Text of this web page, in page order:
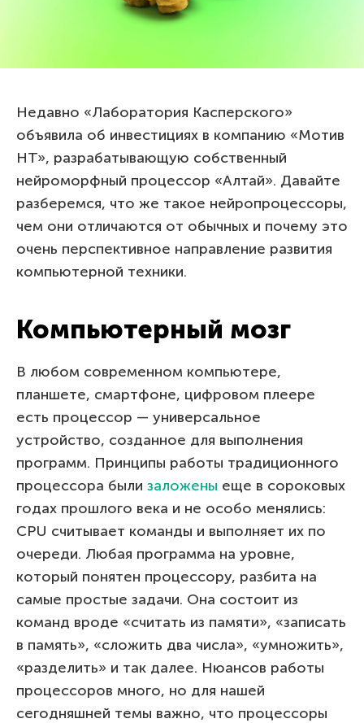
Недавно «Лаборатория Касперского»
объявила об инвестициях в компанию «Мотив
НТ», разрабатывающую собственный
нейроморфный процессор «Алтай». Давайте
разберемся, что же такое нейропроцессоры,
чем они отличаются от обычных и почему это
очень перспективное направление развития
компьютерной техники.
Компьютерный мозг
В любом современном компьютере,
планшете, смартфоне, цифровом плеере
есть процессор — универсальное
устройство, созданное для выполнения
программ. Принципы работы традиционного
процессора были заложены еще в сороковых
годах прошлого века и не особо менялись:
CPU считывает команды и выполняет их по
очереди. Любая программа на уровне,
который понятен процессору, разбита на
самые простые задачи. Она состоит из
команд вроде «считать из памяти», «записать
в память», «сложить два числа», «умножить»,
«разделить» и так далее. Нюансов работы
процессоров много, но для нашей
сегодняшней темы важно, что процессоры